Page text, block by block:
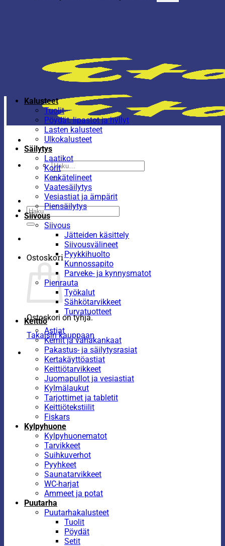
Etsi:
Etsi:
Ostoskori
Ostoskori on tyhjä.
Takaisin kauppaan
Kalusteet
Tuolit
Pöydät, lipastot ja hyllyt
Lasten kalusteet
Ulkokalusteet
Säilytys
Laatikot
Korit
Kenkätelineet
Vaatesäilytys
Vesiastiat ja ämpärit
Piensäilytys
Siivous
Siivous
Jätteiden käsittely
Siivousvälineet
Pyykkihuolto
Kunnossapito
Parveke- ja kynnysmatot
Pienrauta
Työkalut
Sähkötarvikkeet
Turvatuotteet
Keittiö
Astiat
Kernit ja vahakankaat
Pakastus- ja säilytysrasiat
Kertakäyttöastiat
Keittiötarvikkeet
Juomapullot ja vesiastiat
Kylmälaukut
Tarjottimet ja tabletit
Keittiötekstiilit
Fiskars
Kylpyhuone
Kylpyhuonematot
Tarvikkeet
Suihkuverhot
Pyyhkeet
Saunatarvikkeet
WC-harjat
Ammeet ja potat
Puutarha
Puutarhakalusteet
Tuolit
Pöydät
Setit